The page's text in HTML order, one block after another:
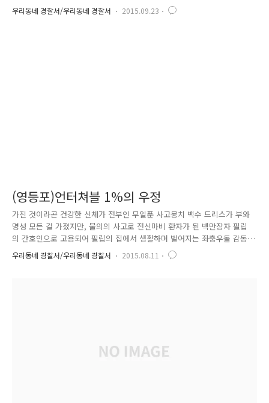
우리동네 경찰서/우리동네 경찰서 2015.09.23
(영등포)언터쳐블 1%의 우정
가진 것이라곤 건강한 신체가 전부인 무일푼 사고뭉치 백수 드리스가 부와
명성 모든 걸 가졌지만, 불의의 사고로 전신마비 환자가 된 백만장자 필립
의 간호인으로 고용되어 필립의 집에서 생활하며 벌어지는 좌충우돌 감동
스토리를 담은 실화를 바탕으로 한 영화입니다. 이 영화는 지난 2011년 프
랑스에서 개봉되어 프랑스 박스오피스 10주 연속 1위, 누적관객이 1,800만
우리동네 경찰서/우리동네 경찰서 2015.08.11